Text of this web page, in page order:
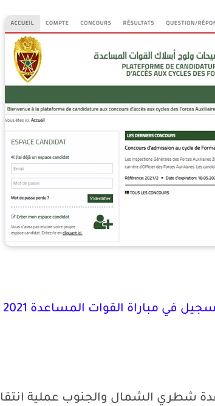
في مباراة القوات المساعدة 2021
شطري الشمال والجنوب عملية